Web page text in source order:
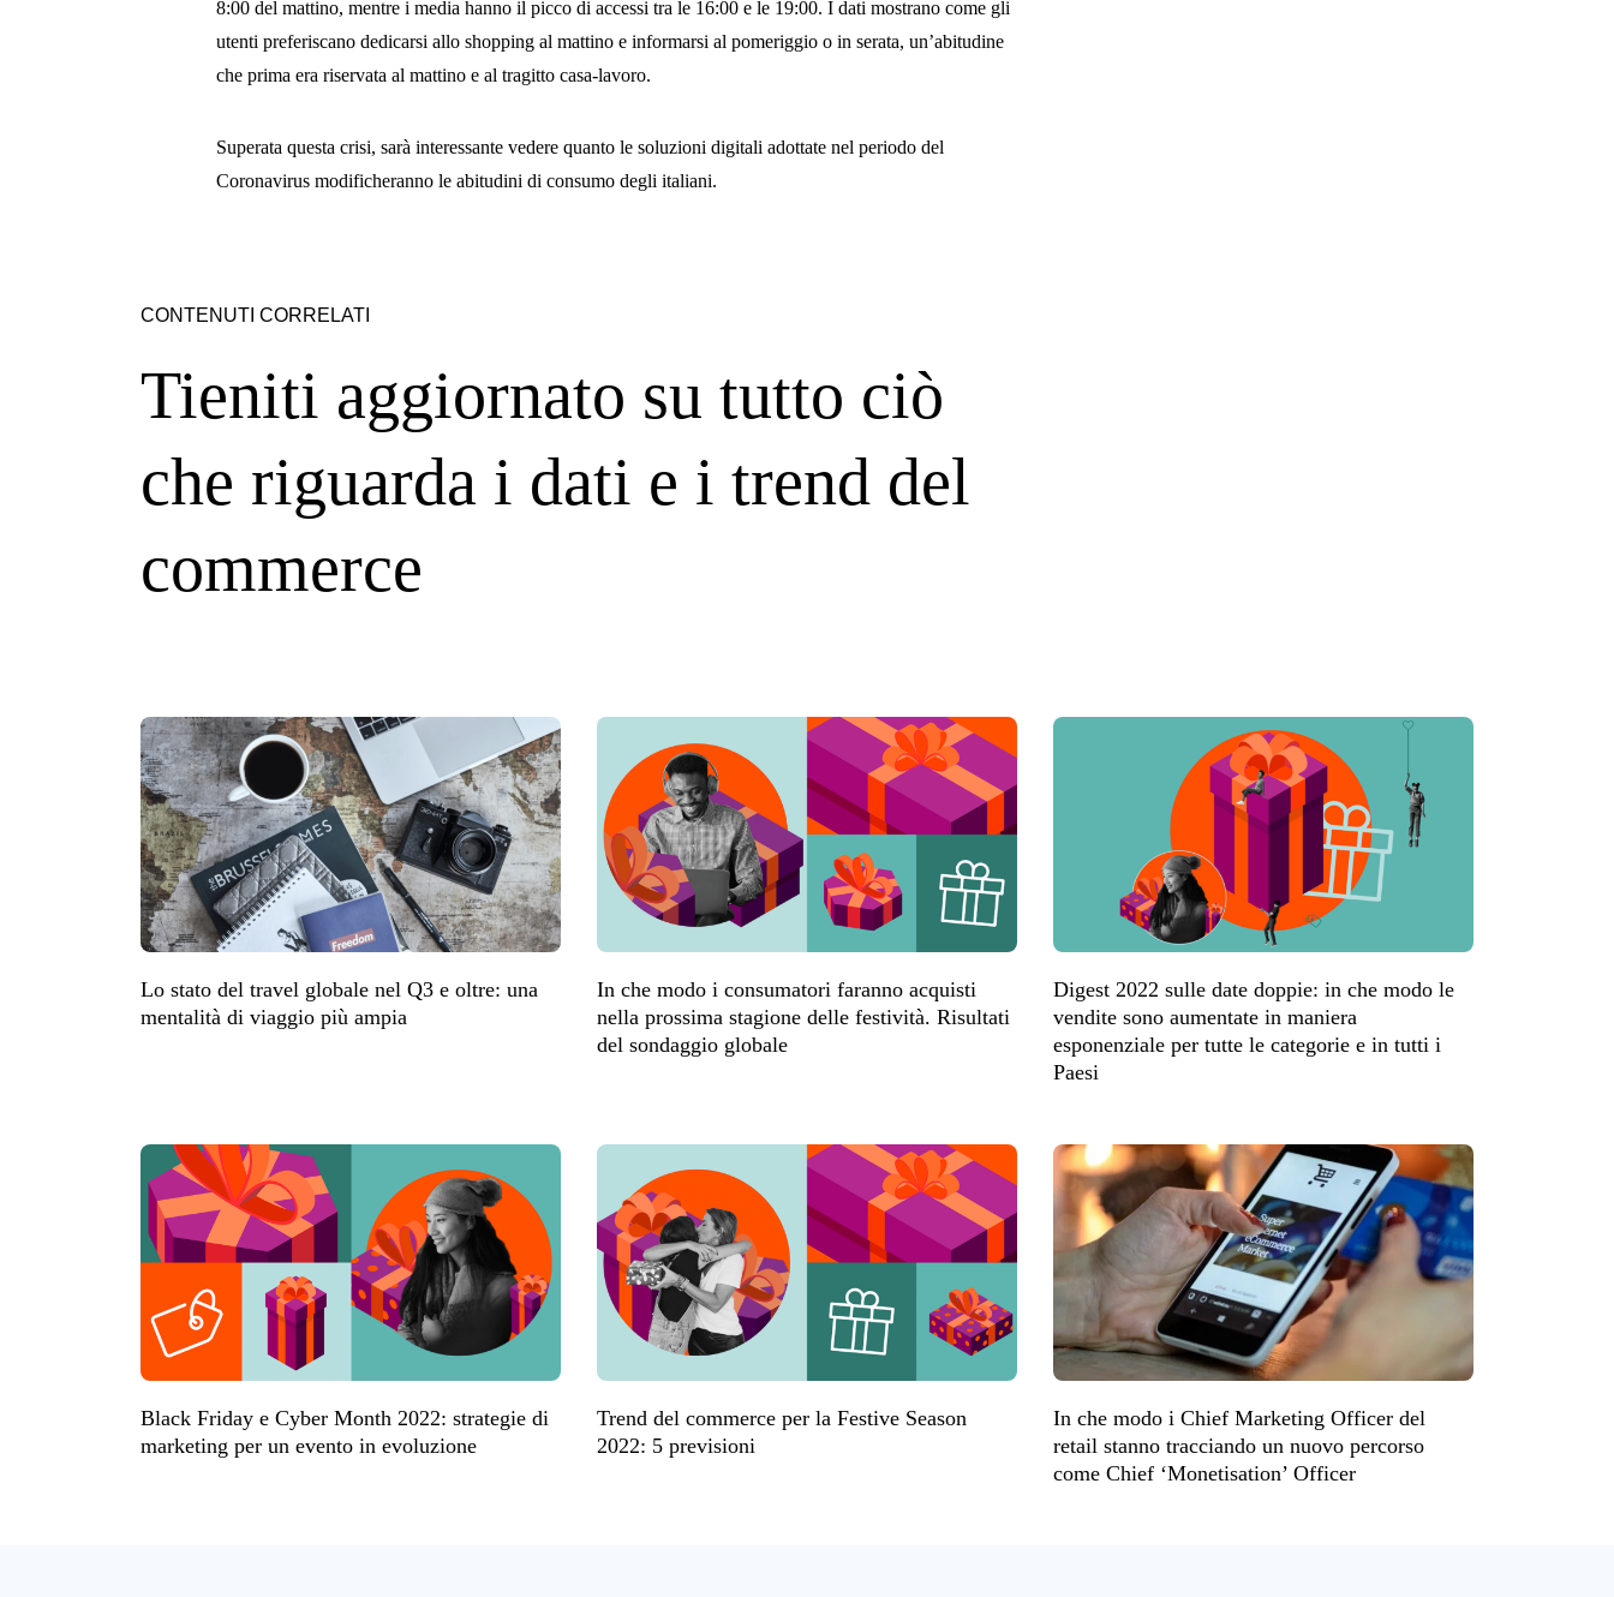
8:00 del mattino, mentre i media hanno il picco di accessi tra le 16:00 e le 19:00. I dati mostrano come gli
utenti preferiscano dedicarsi allo shopping al mattino e informarsi al pomeriggio o in serata, un’abitudine
che prima era riservata al mattino e al tragitto casa-lavoro.
Superata questa crisi, sarà interessante vedere quanto le soluzioni digitali adottate nel periodo del
Coronavirus modificheranno le abitudini di consumo degli italiani.
CONTENUTI CORRELATI
Tieniti aggiornato su tutto ciò
che riguarda i dati e i trend del
commerce
Lo stato del travel globale nel Q3 e oltre: una
mentalità di viaggio più ampia
In che modo i consumatori faranno acquisti
nella prossima stagione delle festività. Risultati
del sondaggio globale
Digest 2022 sulle date doppie: in che modo le
vendite sono aumentate in maniera
esponenziale per tutte le categorie e in tutti i
Paesi
Black Friday e Cyber Month 2022: strategie di
marketing per un evento in evoluzione
Trend del commerce per la Festive Season
2022: 5 previsioni
In che modo i Chief Marketing Officer del
retail stanno tracciando un nuovo percorso
come Chief ‘Monetisation’ Officer